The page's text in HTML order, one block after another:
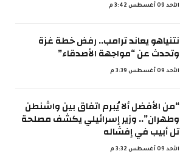
الأحد 09 أغسطس 3:42 م
نتنياهو يعاند ترامب.. رفض خطة غزة
وتحدث عن “مواجهة الأصدقاء”
الأحد 09 أغسطس 3:39 م
“من الأفضل ألا يُبرم اتفاق بين واشنطن
وطهران”.. وزير إسرائيلي يكشف مصلحة
تل أبيب في إفشاله
الأحد 09 أغسطس 3:32 م